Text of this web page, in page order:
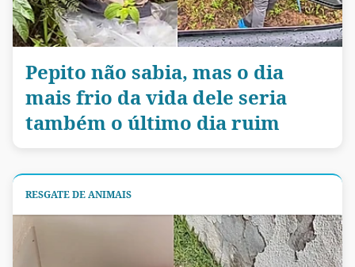
Pepito não sabia, mas o dia
mais frio da vida dele seria
também o último dia ruim
RESGATE DE ANIMAIS